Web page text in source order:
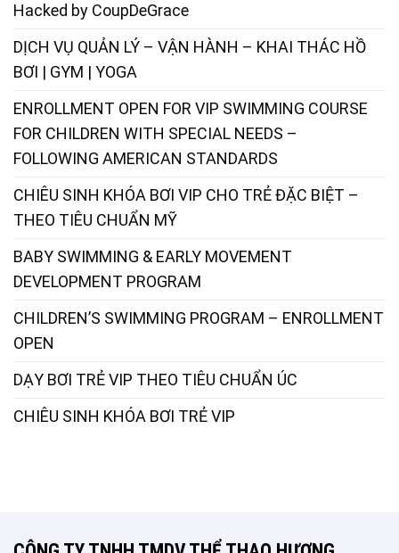
Hacked by CoupDeGrace
DỊCH VỤ QUẢN LÝ – VẬN HÀNH – KHAI THÁC HỒ
BƠI | GYM | YOGA
ENROLLMENT OPEN FOR VIP SWIMMING COURSE
FOR CHILDREN WITH SPECIAL NEEDS –
FOLLOWING AMERICAN STANDARDS
CHIÊU SINH KHÓA BƠI VIP CHO TRẺ ĐẶC BIỆT –
THEO TIÊU CHUẨN MỸ
BABY SWIMMING & EARLY MOVEMENT
DEVELOPMENT PROGRAM
CHILDREN’S SWIMMING PROGRAM – ENROLLMENT
OPEN
DẠY BƠI TRẺ VIP THEO TIÊU CHUẨN ÚC
CHIÊU SINH KHÓA BƠI TRẺ VIP